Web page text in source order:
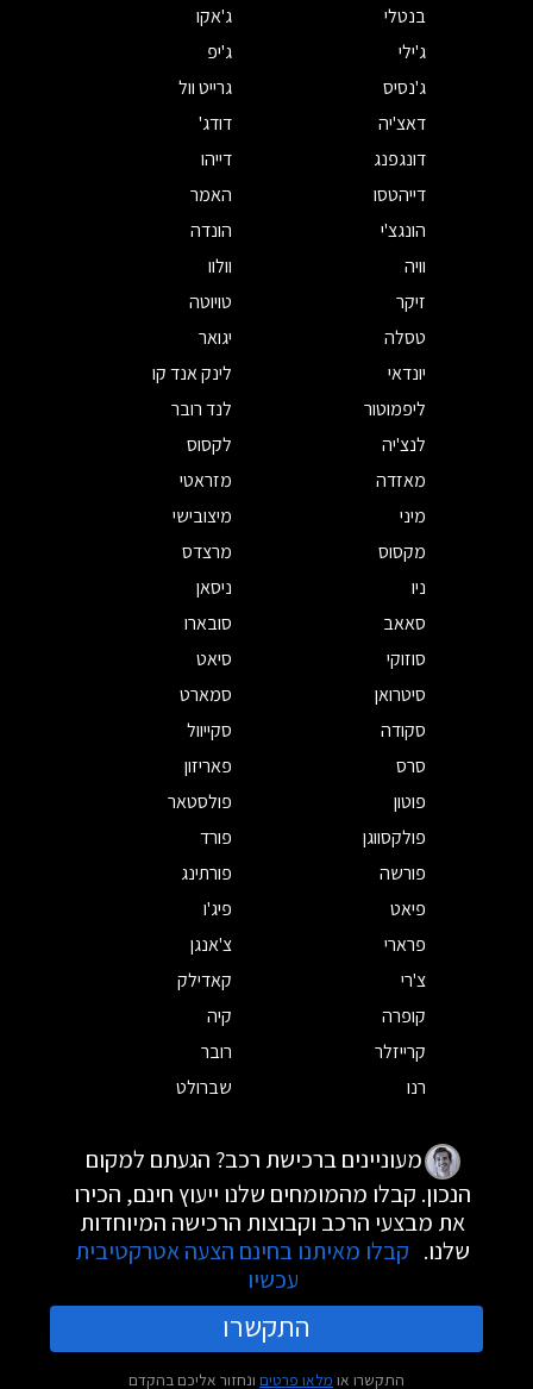
בנטלי
ג'אקו
ג'ילי
ג'יפ
ג'נסיס
גרייט וול
דאצ'יה
דודג'
דונגפנג
דייהו
דייהטסו
האמר
הונגצ'י
הונדה
וויה
וולוו
זיקר
טויוטה
טסלה
יגואר
יונדאי
לינק אנד קו
ליפמוטור
לנד רובר
לנצ'יה
לקסוס
מאזדה
מזראטי
מיני
מיצובישי
מקסוס
מרצדס
ניו
ניסאן
סאאב
סובארו
סוזוקי
סיאט
סיטרואן
סמארט
סקודה
סקייוול
סרס
פאריזון
פוטון
פולסטאר
פולקסווגן
פורד
פורשה
פורתינג
פיאט
פיג'ו
פרארי
צ'אנגן
צ'רי
קאדילק
קופרה
קיה
קרייזלר
רובר
רנו
שברולט
מעוניינים ברכישת רכב? הגעתם למקום
הנכון. קבלו מהמומחים שלנו ייעוץ חינם, הכירו
את מבצעי הרכב וקבוצות הרכישה המיוחדות
שלנו. קבלו מאיתנו בחינם הצעה אטרקטיבית
עכשיו
התקשרו
התקשרו או מלאו פרטים ונחזור אליכם בהקדם